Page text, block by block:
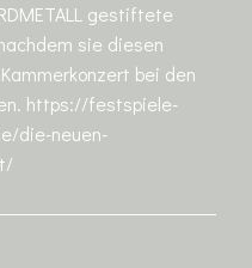
gestiftete
sie diesen
bei den
https://festspiele-
die-neuen-